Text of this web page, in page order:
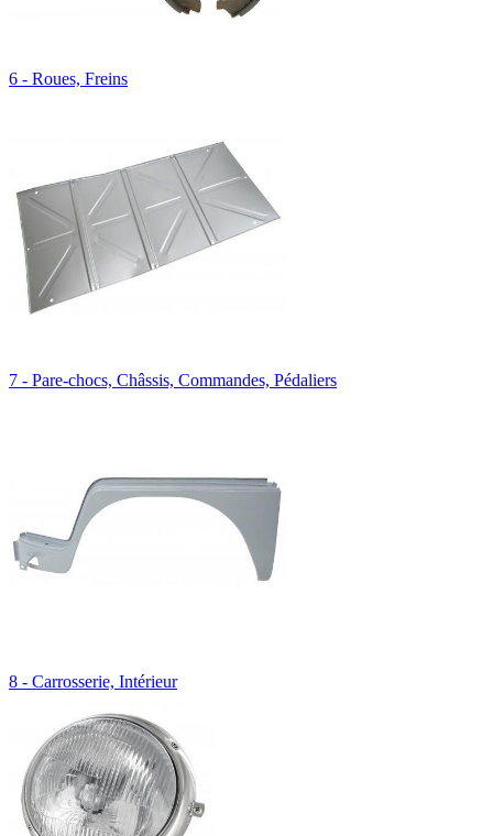
6 - Roues, Freins
7 - Pare-chocs, Châssis, Commandes, Pédaliers
8 - Carrosserie, Intérieur